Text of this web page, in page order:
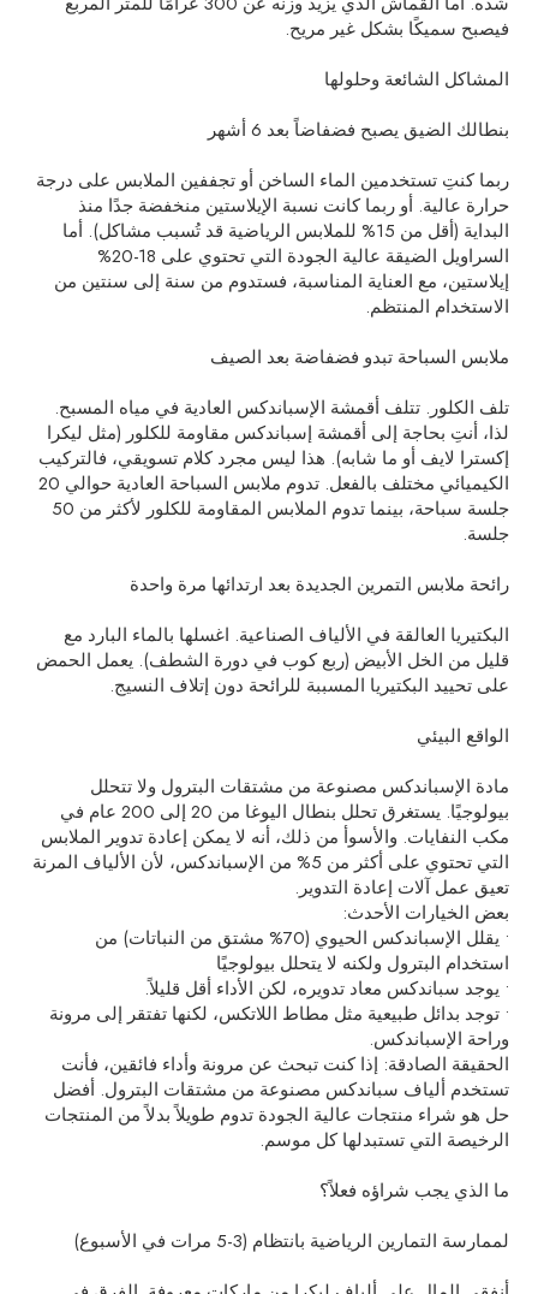
فيصبح سميكًا بشكل غير مريح.
المشاكل الشائعة وحلولها
بنطالك الضيق يصبح فضفاضاً بعد 6 أشهر
ربما كنتِ تستخدمين الماء الساخن أو تجففين الملابس على درجة
حرارة عالية. أو ربما كانت نسبة الإيلاستين منخفضة جدًا منذ
البداية (أقل من 15% للملابس الرياضية قد تُسبب مشاكل). أما
السراويل الضيقة عالية الجودة التي تحتوي على 18-20%
إيلاستين، مع العناية المناسبة، فستدوم من سنة إلى سنتين من
الاستخدام المنتظم.
ملابس السباحة تبدو فضفاضة بعد الصيف
تلف الكلور. تتلف أقمشة الإسباندكس العادية في مياه المسبح.
لذا، أنتِ بحاجة إلى أقمشة إسباندكس مقاومة للكلور (مثل ليكرا
إكسترا لايف أو ما شابه). هذا ليس مجرد كلام تسويقي، فالتركيب
الكيميائي مختلف بالفعل. تدوم ملابس السباحة العادية حوالي 20
جلسة سباحة، بينما تدوم الملابس المقاومة للكلور لأكثر من 50
جلسة.
رائحة ملابس التمرين الجديدة بعد ارتدائها مرة واحدة
البكتيريا العالقة في الألياف الصناعية. اغسلها بالماء البارد مع
قليل من الخل الأبيض (ربع كوب في دورة الشطف). يعمل الحمض
على تحييد البكتيريا المسببة للرائحة دون إتلاف النسيج.
الواقع البيئي
مادة الإسباندكس مصنوعة من مشتقات البترول ولا تتحلل
بيولوجيًا. يستغرق تحلل بنطال اليوغا من 20 إلى 200 عام في
مكب النفايات. والأسوأ من ذلك، أنه لا يمكن إعادة تدوير الملابس
التي تحتوي على أكثر من 5% من الإسباندكس، لأن الألياف المرنة
تعيق عمل آلات إعادة التدوير.
بعض الخيارات الأحدث:
• يقلل الإسباندكس الحيوي (70% مشتق من النباتات) من
استخدام البترول ولكنه لا يتحلل بيولوجيًا
• يوجد سباندكس معاد تدويره، لكن الأداء أقل قليلاً.
• توجد بدائل طبيعية مثل مطاط اللاتكس، لكنها تفتقر إلى مرونة
وراحة الإسباندكس.
الحقيقة الصادقة: إذا كنت تبحث عن مرونة وأداء فائقين، فأنت
تستخدم ألياف سباندكس مصنوعة من مشتقات البترول. أفضل
حل هو شراء منتجات عالية الجودة تدوم طويلاً بدلاً من المنتجات
الرخيصة التي تستبدلها كل موسم.
ما الذي يجب شراؤه فعلاً؟
لممارسة التمارين الرياضية بانتظام (3-5 مرات في الأسبوع)